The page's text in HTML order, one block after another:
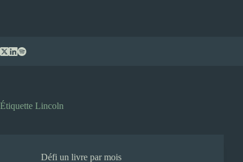
au
Étiquette Lincoln
Défi un livre par mois